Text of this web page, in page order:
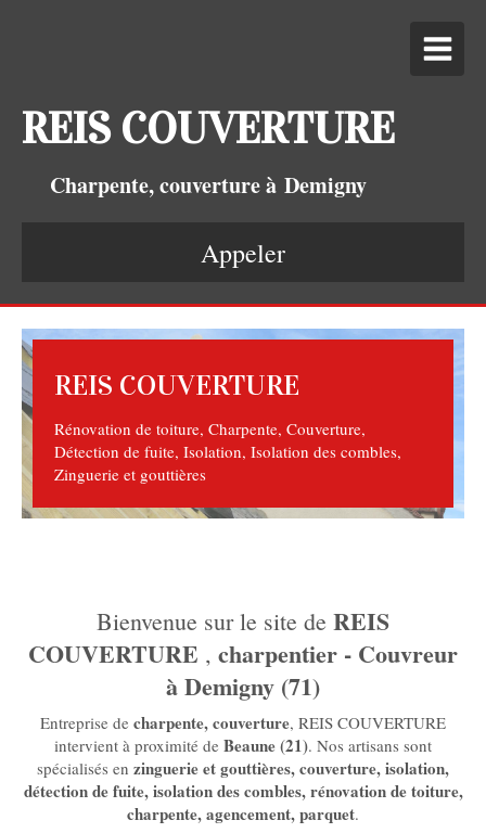
REIS COUVERTURE
Charpente, couverture à Demigny
Appeler
REIS COUVERTURE
Rénovation de toiture, Charpente, Couverture,
Détection de fuite, Isolation, Isolation des combles,
Zinguerie et gouttières
Bienvenue sur le site de REIS
COUVERTURE , charpentier - Couvreur
à Demigny (71)
Entreprise de charpente, couverture, REIS COUVERTURE
intervient à proximité de Beaune (21). Nos artisans sont
spécialisés en zinguerie et gouttières, couverture, isolation,
détection de fuite, isolation des combles, rénovation de toiture,
charpente, agencement, parquet.